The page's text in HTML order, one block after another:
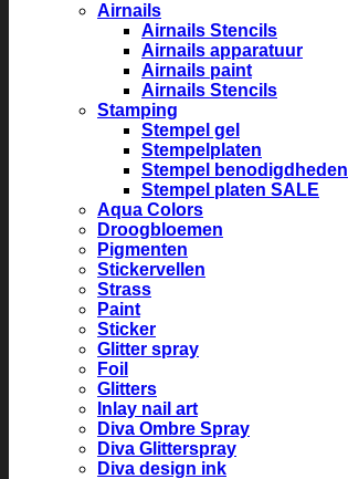
Airnails
Airnails Stencils
Airnails apparatuur
Airnails paint
Airnails Stencils
Stamping
Stempel gel
Stempelplaten
Stempel benodigdheden
Stempel platen SALE
Aqua Colors
Droogbloemen
Pigmenten
Stickervellen
Strass
Paint
Sticker
Glitter spray
Foil
Glitters
Inlay nail art
Diva Ombre Spray
Diva Glitterspray
Diva design ink